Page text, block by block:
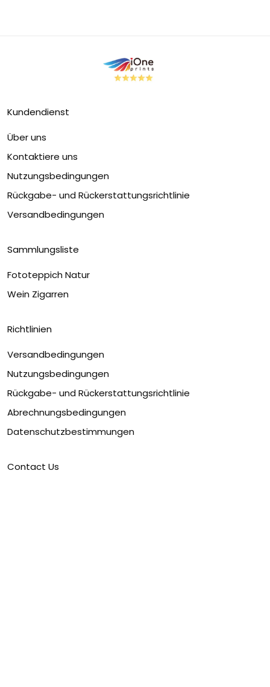
Kundendienst
Über uns
Kontaktiere uns
Nutzungsbedingungen
Rückgabe- und Rückerstattungsrichtlinie
Versandbedingungen
Sammlungsliste
Fototeppich Natur
Wein Zigarren
Richtlinien
Versandbedingungen
Nutzungsbedingungen
Rückgabe- und Rückerstattungsrichtlinie
Abrechnungsbedingungen
Datenschutzbestimmungen
Contact Us